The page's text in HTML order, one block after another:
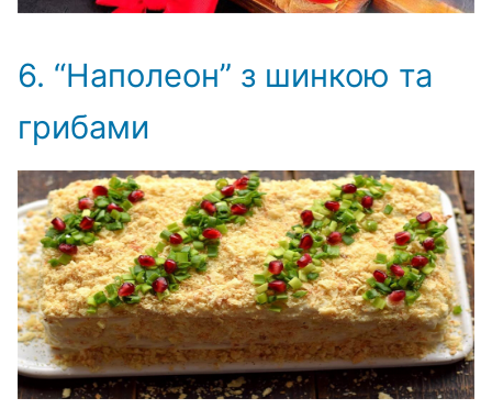
6. “Наполеон” з шинкою та
грибами